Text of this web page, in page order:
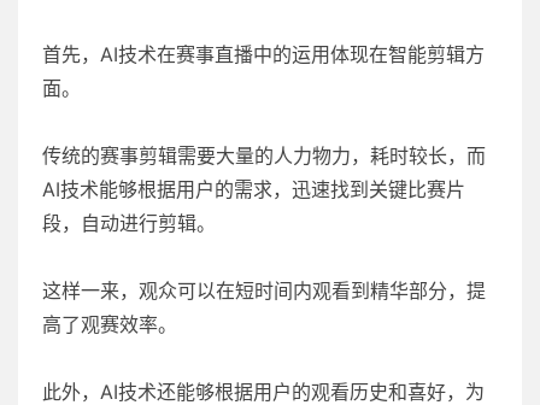
首先，AI技术在赛事直播中的运用体现在智能剪辑方
面。
传统的赛事剪辑需要大量的人力物力，耗时较长，而
AI技术能够根据用户的需求，迅速找到关键比赛片
段，自动进行剪辑。
这样一来，观众可以在短时间内观看到精华部分，提
高了观赛效率。
此外，AI技术还能够根据用户的观看历史和喜好，为